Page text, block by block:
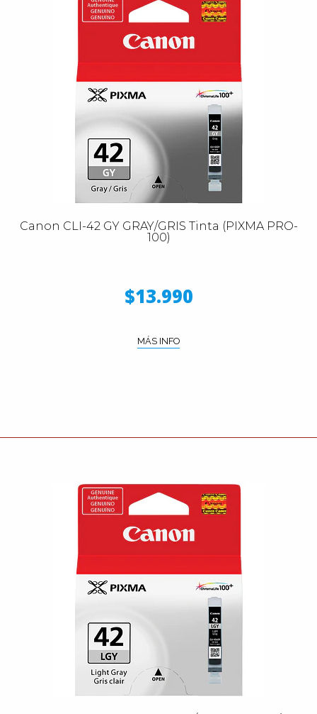
Canon CLI-42 GY GRAY/GRIS Tinta (PIXMA PRO-
100)
$13.990
MÁS INFO